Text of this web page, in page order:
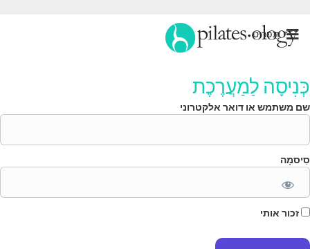
תַפרִיט
לַמַעֲרֶכֶת
משתמש או דואר אלקטרוני
זכור אותי